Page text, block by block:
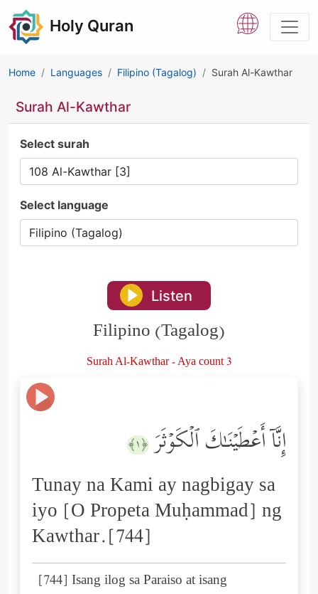
Holy Quran
Home Languages Filipino (Tagalog) Surah Al-Kawthar
Surah Al-Kawthar
Select surah
Select language
Listen
Filipino (Tagalog)
Surah Al-Kawthar - Aya count 3
إِنَّاۤ أَعۡطَیۡنَـٰكَ ٱلۡكَوۡثَرَ ﴿١﴾
Tunay na Kami ay nagbigay sa
iyo [O Propeta Muḥammad] ng
Kawthar.[744]
[744] Isang ilog sa Paraiso at isang